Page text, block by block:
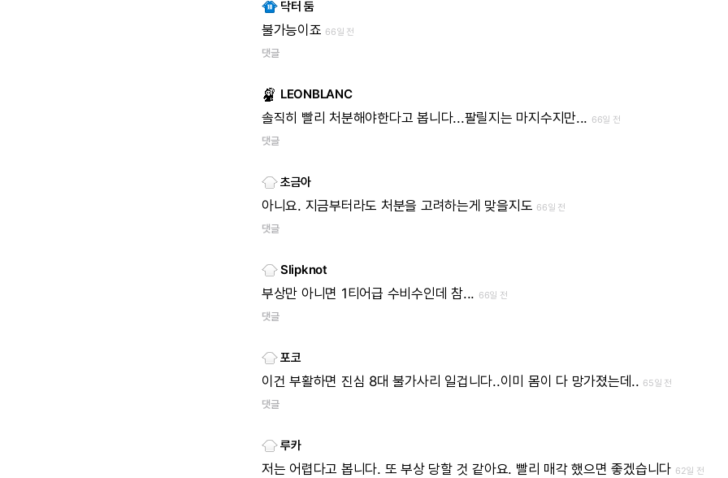
닥터 둠
불가능이죠 66일 전
댓글
LEONBLANC
솔직히 빨리 처분해야한다고 봅니다...팔릴지는 마지수지만... 66일 전
댓글
초금아
아니요. 지금부터라도 처분을 고려하는게 맞을지도 66일 전
댓글
Slipknot
부상만 아니면 1티어급 수비수인데 참... 66일 전
댓글
포코
이건 부활하면 진심 8대 불가사리 일겁니다..이미 몸이 다 망가졌는데.. 65일 전
댓글
루카
저는 어렵다고 봅니다. 또 부상 당할 것 같아요. 빨리 매각 했으면 좋겠습니다 62일 전